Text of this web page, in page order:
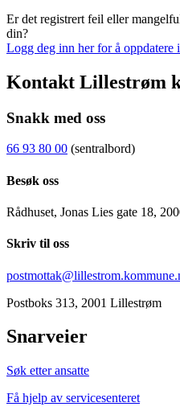
Er det registrert feil eller
din?
Logg deg inn her for å oppdatere
Kontakt Lillestrøm
Snakk med oss
66 93 80 00 (sentralbord)
Besøk oss
Rådhuset, Jonas Lies gate 18,
Skriv til oss
Postboks 313, 2001 Lillestrøm
Snarveier
Søk etter ansatte
Få hjelp av servicesenteret